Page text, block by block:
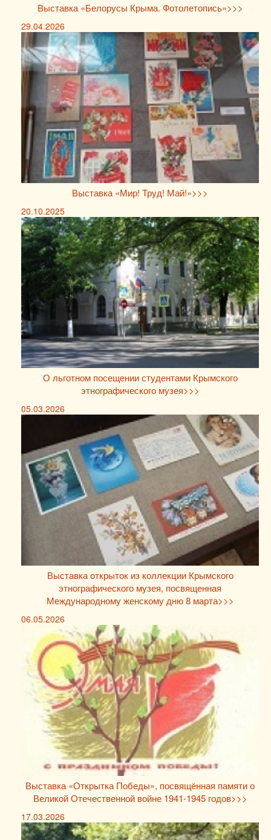
Выставка «Белорусы Крыма. Фотолетопись»>>>
29.04.2026
Выставка «Мир! Труд! Май!»>>>
20.10.2025
О льготном посещении студентами Крымского
этнографического музея>>>
05.03.2026
Выставка открыток из коллекции Крымского
этнографического музея, посвященная
Международному женскому дню 8 марта>>>
06.05.2026
Выставка «Открытка Победы», посвящённая памяти о
Великой Отечественной войне 1941-1945 годов>>>
17.03.2026